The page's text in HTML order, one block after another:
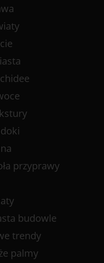
przyprawy
budowle
trendy
palmy